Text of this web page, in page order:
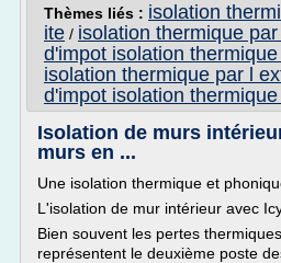
Thèmes liés : isolation
ite / isolation thermique
d'impot isolation
isolation thermique par l
d'impot isolation
Isolation de murs
murs en ...
Une isolation thermique et
L'isolation de mur intérieur avec
Bien souvent les pertes
représentent le deuxième poste